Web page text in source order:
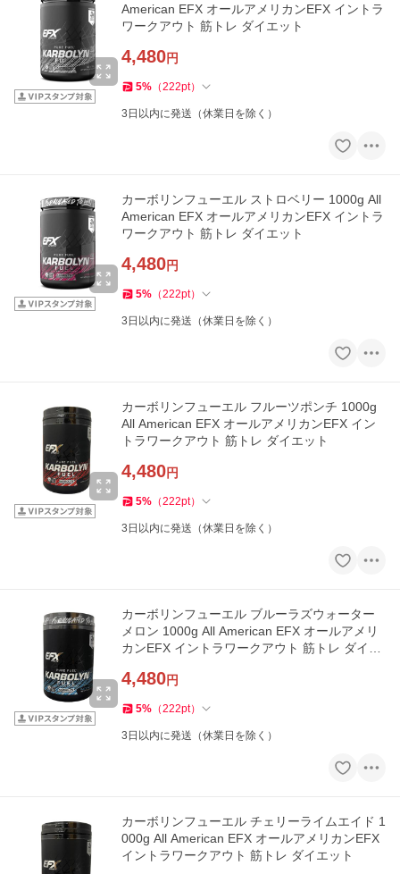
American EFX オールアメリカンEFX イントラ
ワークアウト 筋トレ ダイエット
4,480円
5% （222pt）
3日以内に発送（休業日を除く）
カーボリンフューエル ストロベリー 1000g All
American EFX オールアメリカンEFX イントラ
ワークアウト 筋トレ ダイエット
4,480円
5% （222pt）
3日以内に発送（休業日を除く）
カーボリンフューエル フルーツポンチ 1000g
All American EFX オールアメリカンEFX イン
トラワークアウト 筋トレ ダイエット
4,480円
5% （222pt）
3日以内に発送（休業日を除く）
カーボリンフューエル ブルーラズウォーター
メロン 1000g All American EFX オールアメリ
カンEFX イントラワークアウト 筋トレ ダイエ
4,480円
5% （222pt）
3日以内に発送（休業日を除く）
カーボリンフューエル チェリーライムエイド 1
000g All American EFX オールアメリカンEFX
イントラワークアウト 筋トレ ダイエット